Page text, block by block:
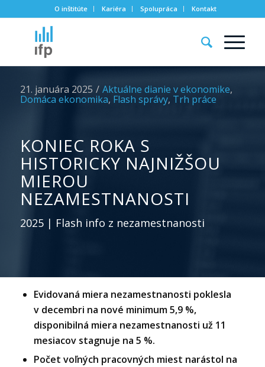
O inštitúte Kariéra Spolupráca Kontakt
21. januára 2025 / Aktuálne dianie v ekonomike,
Domáca ekonomika, Flash správy, Trh práce
KONIEC ROKA S
HISTORICKY NAJNIŽŠOU
MIEROU
NEZAMESTNANOSTI
2025 | Flash info z nezamestnanosti
Evidovaná miera nezamestnanosti poklesla
v decembri na nové minimum 5,9 %,
disponibilná miera nezamestnanosti už 11
mesiacov stagnuje na 5 %.
Počet voľných pracovných miest narástol na